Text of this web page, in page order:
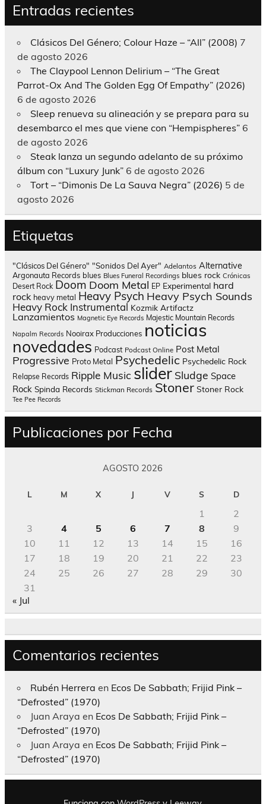
Entradas recientes
Clásicos Del Género; Colour Haze – “All” (2008) 7
de agosto 2026
The Claypool Lennon Delirium – “The Great
Parrot-Ox And The Golden Egg Of Empathy” (2026)
6 de agosto 2026
Sleep renueva su alineación y se prepara para su
desembarco el mes que viene con “Hempispheres” 6
de agosto 2026
Steak lanza un segundo adelanto de su próximo
álbum con “Luxury Junk” 6 de agosto 2026
Tort – “Dimonis De La Sauva Negra” (2026) 5 de
agosto 2026
Etiquetas
"Clásicos Del Género" "Sonidos Del Ayer" Adelantos Alternative
Argonauta Records blues Blues Funeral Recordings blues rock Crónicas
Desert Rock Doom Doom Metal EP Experimental hard
rock heavy metal Heavy Psych Heavy Psych Sounds
Heavy Rock Instrumental Kozmik Artifactz
Lanzamientos Magnetic Eye Records Majestic Mountain Records
Napalm Records Nooirax Producciones noticias
novedades Podcast Podcast Online Post Metal
Progressive Proto Metal Psychedelic Psychedelic Rock
Relapse Records Ripple Music slider Sludge Space
Rock Spinda Records Stickman Records Stoner Stoner Rock
Tee Pee Records
Publicaciones por Fecha
AGOSTO 2026
L M X J V S D
1
2
3
4 5 6 7 8
9
10
11 12 13 14 15
16
17
18 19 20 21 22
23
24
25 26 27 28 29
30
31
« Jul
Comentarios recientes
Rubén Herrera en Ecos De Sabbath; Frijid Pink –
“Defrosted” (1970)
Juan Araya en Ecos De Sabbath; Frijid Pink –
“Defrosted” (1970)
Juan Araya en Ecos De Sabbath; Frijid Pink –
“Defrosted” (1970)